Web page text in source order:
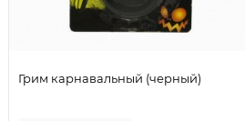
Грим карнавальный (черный)